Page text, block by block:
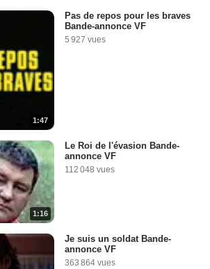
1:47
Pas de repos pour les braves
Bande-annonce VF
5 927 vues
1:16
Le Roi de l'évasion Bande-
annonce VF
112 048 vues
Je suis un soldat Bande-
annonce VF
363 864 vues